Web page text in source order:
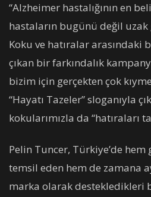
“Alzheimer hastalığının en
hastaların bugünü değil uzak
Koku ve hatıralar arasındaki
çıkan bir farkındalık
bizim için gerçekten çok
“Hayatı Tazeler” sloganıyla
kokularımızla da “hatıraları
Pelin Tuncer, Türkiye’de hem
temsil eden hem de zamana
marka olarak destekledikleri